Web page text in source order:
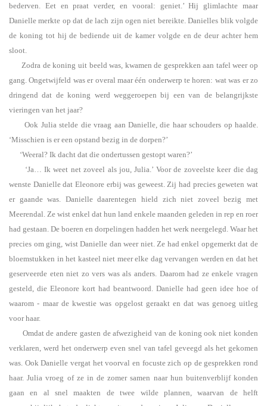
bederven. Eet en praat verder, en vooral: geniet.’ Hij glimlachte maar
Danielle merkte op dat de lach zijn ogen niet bereikte. Danielles blik volgde
de koning tot hij de bediende uit de kamer volgde en de deur achter hem
sloot.
Zodra de koning uit beeld was, kwamen de gesprekken aan tafel weer op
gang. Ongetwijfeld was er overal maar één onderwerp te horen: wat was er zo
dringend dat de koning werd weggeroepen bij een van de belangrijkste
vieringen van het jaar?
Ook Julia stelde die vraag aan Danielle, die haar schouders op haalde.
‘Misschien is er een opstand bezig in de dorpen?’
‘Weeral? Ik dacht dat die ondertussen gestopt waren?’
‘Ja… Ik weet net zoveel als jou, Julia.’ Voor de zoveelste keer die dag
wenste Danielle dat Eleonore erbij was geweest. Zij had precies geweten wat
er gaande was. Danielle daarentegen hield zich niet zoveel bezig met
Meerendal. Ze wist enkel dat hun land enkele maanden geleden in rep en roer
had gestaan. De boeren en dorpelingen hadden het werk neergelegd. Waar het
precies om ging, wist Danielle dan weer niet. Ze had enkel opgemerkt dat de
bloemstukken in het kasteel niet meer elke dag vervangen werden en dat het
geserveerde eten niet zo vers was als anders. Daarom had ze enkele vragen
gesteld, die Eleonore kort had beantwoord. Danielle had geen idee hoe of
waarom - maar de kwestie was opgelost geraakt en dat was genoeg uitleg
voor haar.
Omdat de andere gasten de afwezigheid van de koning ook niet konden
verklaren, werd het onderwerp even snel van tafel geveegd als het gekomen
was. Ook Danielle vergat het voorval en focuste zich op de gesprekken rond
haar. Julia vroeg of ze in de zomer samen naar hun buitenverblijf konden
gaan en al snel maakten de twee wilde plannen, waarvan de helft